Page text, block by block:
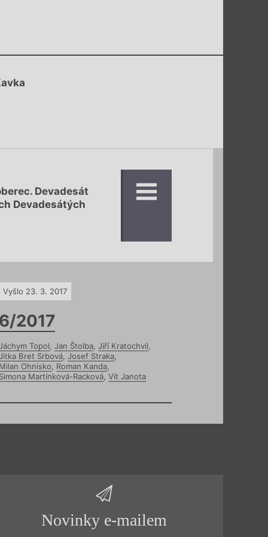
Devadesát
Devadesátých
Vyšlo 23. 3. 2017
2017
Topol, Jan Štolba, Jiří Kratochvil,
Bret Srbová, Josef Straka,
Ohnisko, Roman Kanda,
Martínková-Racková, Vít Janota
Novinky e-mailem